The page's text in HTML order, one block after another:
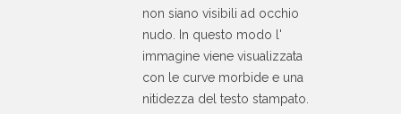
non siano visibili ad occhio
nudo. In questo modo l'
immagine viene visualizzata
con le curve morbide e una
nitidezza del testo stampato.